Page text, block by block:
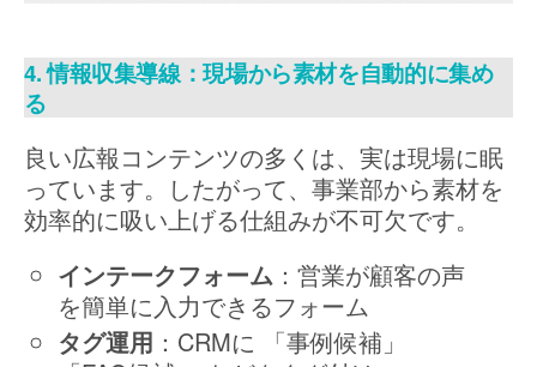
4. 情報収集導線：現場から素材を自動的に集め
る
良い広報コンテンツの多くは、実は現場に眠
っています。したがって、事業部から素材を
効率的に吸い上げる仕組みが不可欠です。
インテークフォーム ：営業が顧客の声
を簡単に入力できるフォーム
タグ運用 ：CRMに 「事例候補」